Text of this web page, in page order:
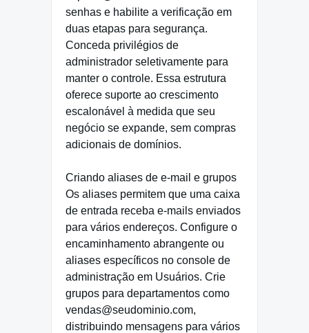
senhas e habilite a verificação em
duas etapas para segurança.
Conceda privilégios de
administrador seletivamente para
manter o controle. Essa estrutura
oferece suporte ao crescimento
escalonável à medida que seu
negócio se expande, sem compras
adicionais de domínios.
Criando aliases de e-mail e grupos
Os aliases permitem que uma caixa
de entrada receba e-mails enviados
para vários endereços. Configure o
encaminhamento abrangente ou
aliases específicos no console de
administração em Usuários. Crie
grupos para departamentos como
vendas@seudominio.com,
distribuindo mensagens para vários